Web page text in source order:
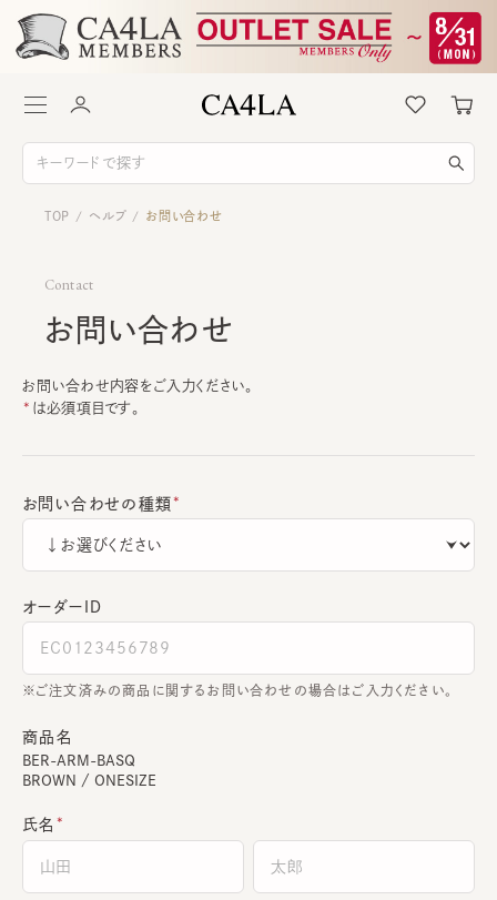
TOP / ヘルプ / お問い合わせ
Contact
お問い合わせ
お問い合わせ内容をご入力ください。
は必須項目です。
お問い合わせの種類
オーダーＩＤ
ご注文済みの商品に関するお問い合わせの場合はご入力ください。
商品名
BER-ARM-BASQ
BROWN / ONESIZE
氏名